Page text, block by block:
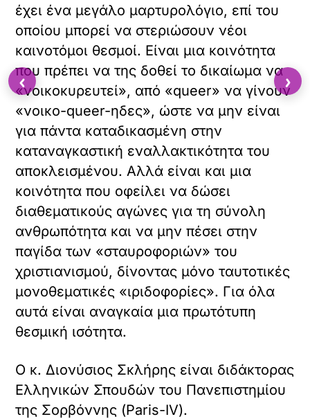
έχει ένα μεγάλο μαρτυρολόγιο, επί του
οποίου μπορεί να στεριώσουν νέοι
καινοτόμοι θεσμοί. Είναι μια κοινότητα
που πρέπει να της δοθεί το δικαίωμα να
«νοικοκυρευτεί», από «queer» να γίνουν
«νοικο-queer-ηδες», ώστε να μην είναι
για πάντα καταδικασμένη στην
καταναγκαστική εναλλακτικότητα του
αποκλεισμένου. Αλλά είναι και μια
κοινότητα που οφείλει να δώσει
διαθεματικούς αγώνες για τη σύνολη
ανθρωπότητα και να μην πέσει στην
παγίδα των «σταυροφοριών» του
χριστιανισμού, δίνοντας μόνο ταυτοτικές
μονοθεματικές «ιριδοφορίες». Για όλα
αυτά είναι αναγκαία μια πρωτότυπη
θεσμική ισότητα.
Ο κ. Διονύσιος Σκλήρης είναι διδάκτορας
Ελληνικών Σπουδών του Πανεπιστημίου
της Σορβόννης (Paris-IV).
‹ ›